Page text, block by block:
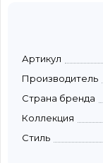
Артикул
Производитель
Страна бренда
Коллекция
Стиль